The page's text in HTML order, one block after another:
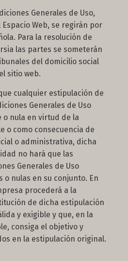
Generales de Uso,
Web, se regirán por
Para la resolución de
las partes se someterán
del domicilio social
sitio web.
cualquier estipulación de
Generales de Uso
o nula en virtud de la
o como consecuencia de
o administrativa, dicha
no hará que las
Generales de Uso
o nulas en su conjunto. En
procederá a la
de dicha estipulación
y exigible y que, en la
consiga el objetivo y
en la estipulación original.